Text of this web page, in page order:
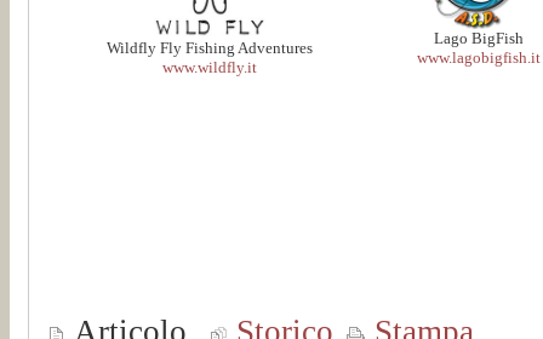
Wildfly Fly Fishing Adventures
www.wildfly.it
Lago BigFish
www.lagobigfish.it
Articolo Storico
Stampa